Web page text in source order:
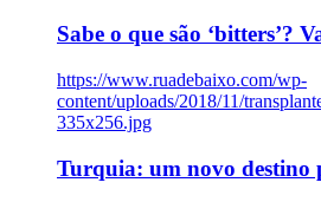
Sabe o que são ‘bitters’?
https://www.ruadebaixo.com/wp-
content/uploads/2018/11/
335x256.jpg
Turquia: um novo destino